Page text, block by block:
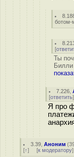
ботом-
[
Ты
Билли
7.226 ,
[ответить]
Я про
3.39 ,Аноним (
[↑] [к модератору]